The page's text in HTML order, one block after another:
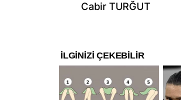
Cabir TURĞUT